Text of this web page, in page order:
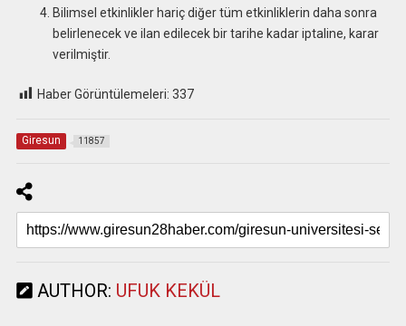
Bilimsel etkinlikler hariç diğer tüm etkinliklerin daha sonra
belirlenecek ve ilan edilecek bir tarihe kadar iptaline, karar
verilmiştir.
Haber Görüntülemeleri: 337
Giresun 11857
AUTHOR: UFUK KEKÜL